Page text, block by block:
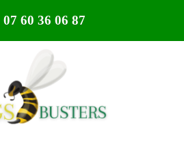
07 60 36 06 87